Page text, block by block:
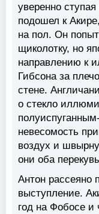
уверенно
подошел к
на пол. Он
щиколотку, но
направлению к
Гибсона за
стене.
о стекло
невесомость
воздух и
они оба
Антон рассеяно
выступление.
год на Фобосе и